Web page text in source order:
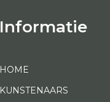
Informatie
HOME
KUNSTENAARS